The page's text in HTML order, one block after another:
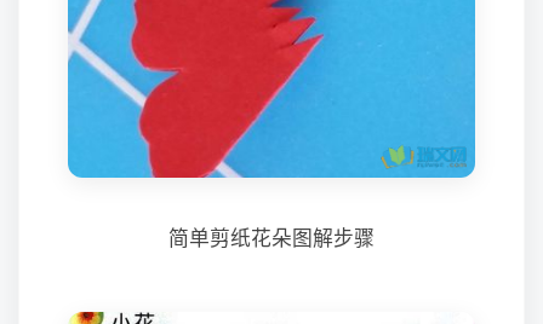
简单剪纸花朵图解步骤